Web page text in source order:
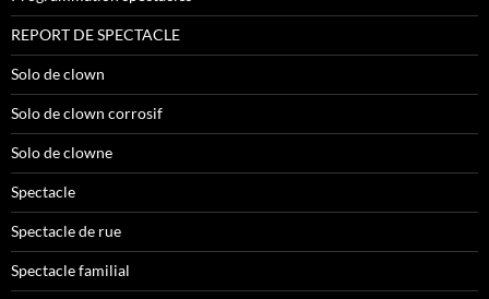
REPORT DE SPECTACLE
Solo de clown
Solo de clown corrosif
Solo de clowne
Spectacle
Spectacle de rue
Spectacle familial